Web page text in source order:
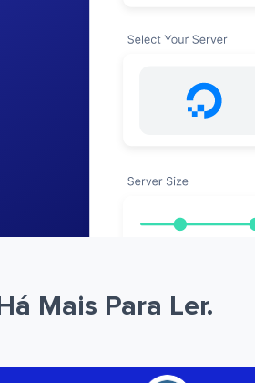
Há Mais Para Ler.